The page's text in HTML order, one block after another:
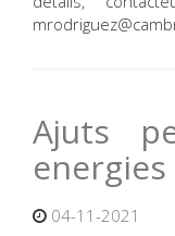
Ajuts
04-11-2021